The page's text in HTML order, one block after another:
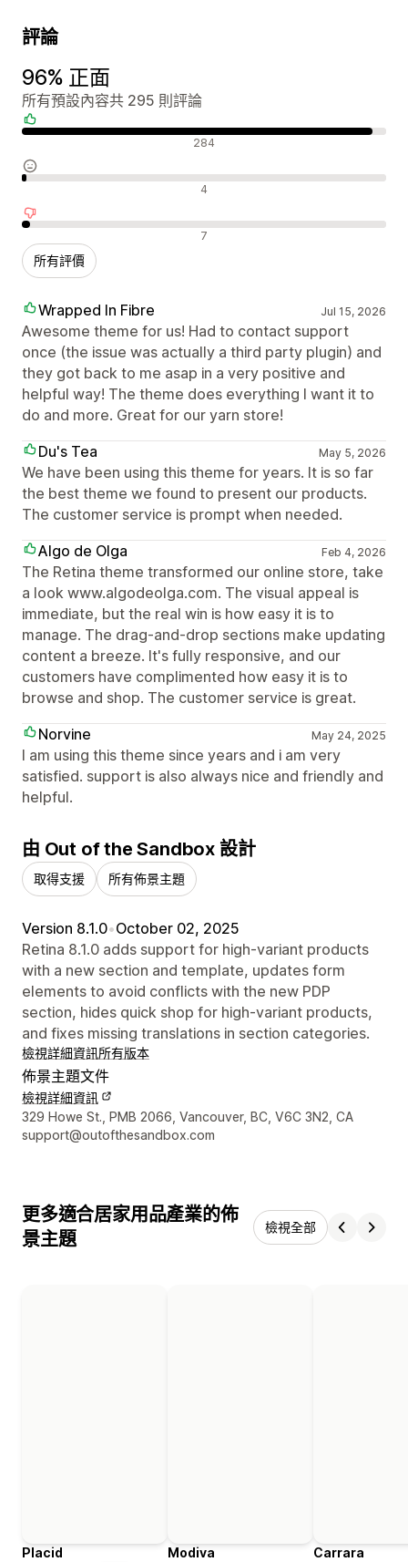
評論
96% 正面
所有預設內容共 295 則評論
正面評論 284
中立評論 4
負面評論 7
所有評價
Wrapped In Fibre Jul 15, 2026
Awesome theme for us! Had to contact support
once (the issue was actually a third party plugin) and
they got back to me asap in a very positive and
helpful way! The theme does everything I want it to
do and more. Great for our yarn store!
Du's Tea
May 5, 2026
We have been using this theme for years. It is so far
the best theme we found to present our products.
The customer service is prompt when needed.
Algo de Olga
Feb 4, 2026
The Retina theme transformed our online store, take
a look www.algodeolga.com. The visual appeal is
immediate, but the real win is how easy it is to
manage. The drag-and-drop sections make updating
content a breeze. It's fully responsive, and our
customers have complimented how easy it is to
browse and shop. The customer service is great.
Norvine
May 24, 2025
I am using this theme since years and i am very
satisfied. support is also always nice and friendly and
helpful.
由 Out of the Sandbox 設計
取得支援 所有佈景主題
Version 8.1.0•October 02, 2025
Retina 8.1.0 adds support for high-variant products
with a new section and template, updates form
elements to avoid conflicts with the new PDP
section, hides quick shop for high-variant products,
and fixes missing translations in section categories.
檢視詳細資訊所有版本
佈景主題文件
檢視詳細資訊
設計者聯絡詳細資訊
329 Howe St., PMB 2066, Vancouver, BC, V6C 3N2, CA
support@outofthesandbox.com
更多適合居家用品產業的佈
景主題
檢視全部
Placid
Modiva
Carrara